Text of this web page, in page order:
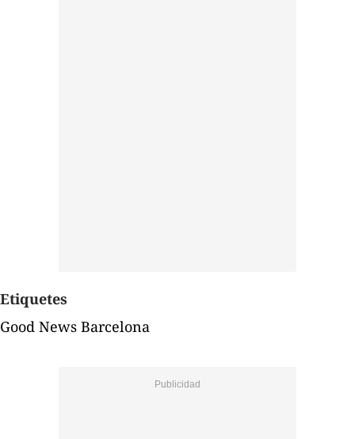
Etiquetes
Good News Barcelona